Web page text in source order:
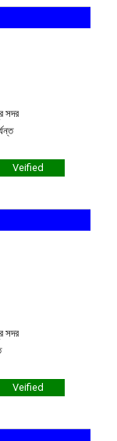
সদর
Veified
সদর
Veified